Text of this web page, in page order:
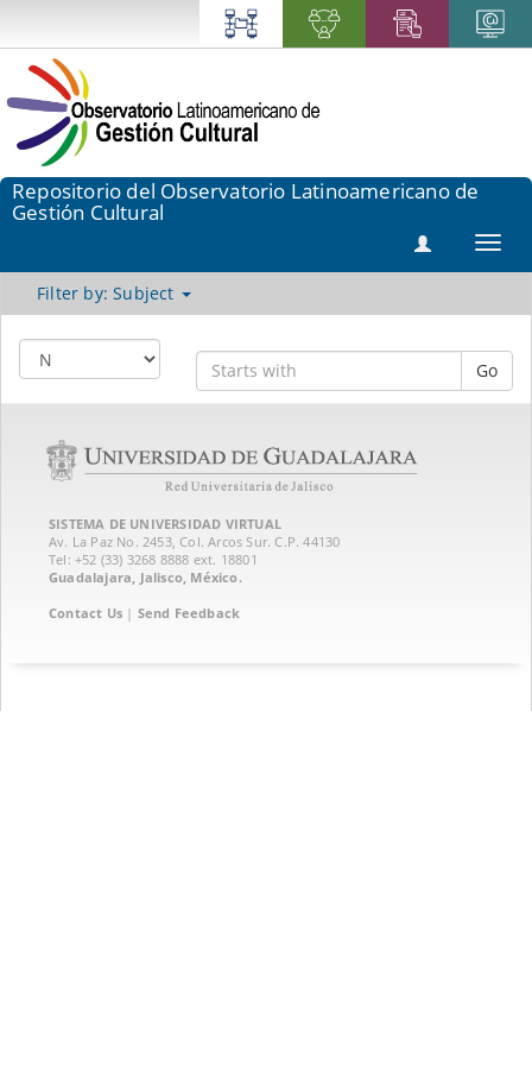
Repositorio del Observatorio Latinoamericano de
Gestión Cultural
Filter by: Subject
Go
SISTEMA DE UNIVERSIDAD VIRTUAL
Av. La Paz No. 2453, Col. Arcos Sur. C.P. 44130
Tel: +52 (33) 3268 8888‏ ext. 18801
Guadalajara, Jalisco, México.
Contact Us | Send Feedback